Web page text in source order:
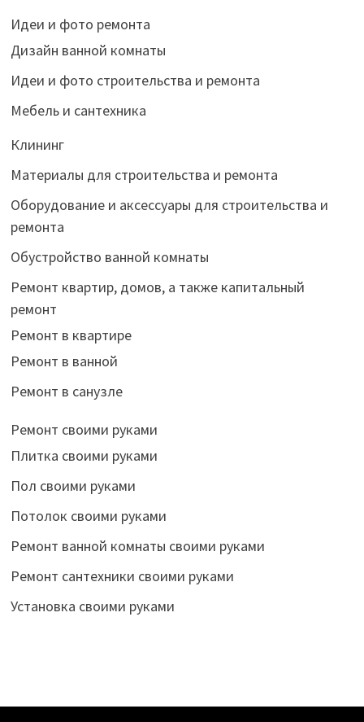
Идеи и фото ремонта
Дизайн ванной комнаты
Идеи и фото строительства и ремонта
Мебель и сантехника
Клининг
Материалы для строительства и ремонта
Оборудование и аксессуары для строительства и
ремонта
Обустройство ванной комнаты
Ремонт квартир, домов, а также капитальный
ремонт
Ремонт в квартире
Ремонт в ванной
Ремонт в санузле
Ремонт своими руками
Плитка своими руками
Пол своими руками
Потолок своими руками
Ремонт ванной комнаты своими руками
Ремонт сантехники своими руками
Установка своими руками